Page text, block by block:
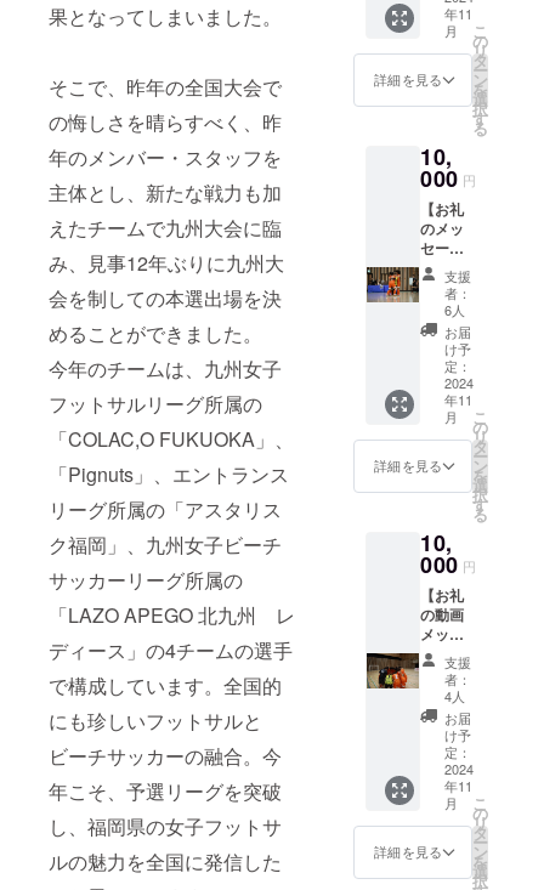
果となってしまいました。
そこで、昨年の全国大会で
の悔しさを晴らすべく、昨
年のメンバー・スタッフを
主体とし、新たな戦力も加
えたチームで九州大会に臨
み、見事12年ぶりに九州大
会を制しての本選出場を決
めることができました。
今年のチームは、九州女子
フットサルリーグ所属の
「COLAC,O FUKUOKA」、
「Pignuts」、エントランス
リーグ所属の「アスタリス
ク福岡」、九州女子ビーチ
サッカーリーグ所属の
「LAZO APEGO 北九州 レ
ディース」の4チームの選手
で構成しています。全国的
にも珍しいフットサルと
ビーチサッカーの融合。今
年こそ、予選リーグを突破
し、福岡県の女子フットサ
ルの魅力を全国に発信した
円コー
スと同
じ内容
になり
込め
て、お
礼の動
画メッ
セージ
をお送
す。 ※
提供方
法：動
画URL
をメー
ルにて
送付致
しま
す。
※5,000
円コー
ス、
10,000
コース
と同じ
内容に
なりま
年11
月
詳細を見る
こ
の
リ
タ
ー
ン
を
選
択
す
る
10,
000 円
【お礼
のメッ
セー
ジ
10,000
円コー
ス】 感
謝の気
持ちを
込め
て、お
礼の
メッ
セージ
をお送
りしま
※3,000
円、
5,000円
と同じ
内容に
なりま
す。
支援
者：
6人
お届
け予
定：
2024
年11
月
詳細を見る
こ
の
リ
タ
ー
ン
を
選
択
す
る
10,
000 円
【お礼
の動画
メッ
セー
ジ
10,000
円コー
ス】 感
謝の気
持ちを
込め
て、お
礼の動
画メッ
セージ
支援
者：
4人
お届
け予
定：
2024
年11
月
詳細を見る
こ
の
リ
タ
ー
ン
を
選
択